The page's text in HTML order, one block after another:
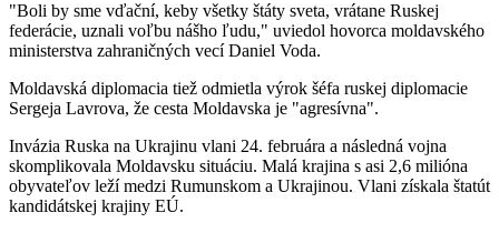
"Boli by sme vďační, keby všetky štáty sveta, vrátane Ruskej
federácie, uznali voľbu nášho ľudu," uviedol hovorca moldavského
ministerstva zahraničných vecí Daniel Voda.
Moldavská diplomacia tiež odmietla výrok šéfa ruskej diplomacie
Sergeja Lavrova, že cesta Moldavska je "agresívna".
Invázia Ruska na Ukrajinu vlani 24. februára a následná vojna
skomplikovala Moldavsku situáciu. Malá krajina s asi 2,6 milióna
obyvateľov leží medzi Rumunskom a Ukrajinou. Vlani získala štatút
kandidátskej krajiny EÚ.